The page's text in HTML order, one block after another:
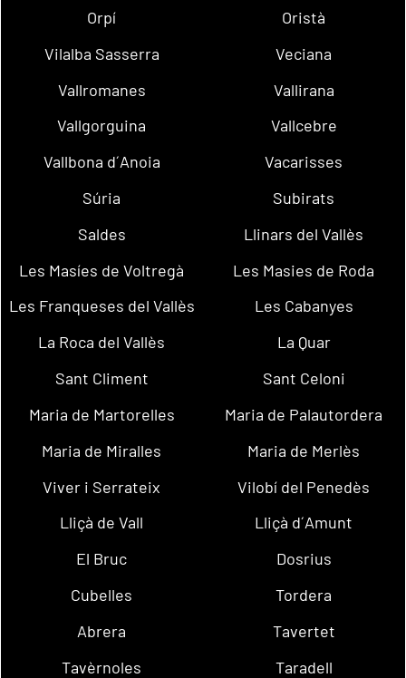
Orpí
Oristà
Vilalba Sasserra
Veciana
Vallromanes
Vallirana
Vallgorguina
Vallcebre
Vallbona d´Anoia
Vacarisses
Súria
Subirats
Saldes
Llinars del Vallès
Les Masíes de Voltregà
Les Masies de Roda
Les Franqueses del Vallès
Les Cabanyes
La Roca del Vallès
La Quar
Sant Climent
Sant Celoni
Maria de Martorelles
Maria de Palautordera
Maria de Miralles
Maria de Merlès
Viver i Serrateix
Vilobí del Penedès
Lliçà de Vall
Lliçà d´Amunt
El Bruc
Dosrius
Cubelles
Tordera
Abrera
Tavertet
Tavèrnoles
Taradell